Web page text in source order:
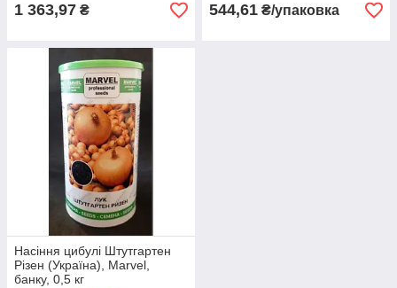
1 363,97 ₴ 544,61 ₴/упаковка
Насіння цибулі Штутгартен
Різен (Україна), Marvel,
банку, 0,5 кг